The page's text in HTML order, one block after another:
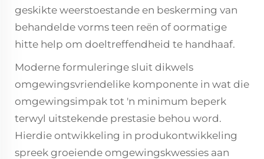
geskikte weerstoestande en beskerming van
behandelde vorms teen reën of oormatige
hitte help om doeltreffendheid te handhaaf.
Moderne formuleringe sluit dikwels
omgewingsvriendelike komponente in wat die
omgewingsimpak tot 'n minimum beperk
terwyl uitstekende prestasie behou word.
Hierdie ontwikkeling in produkontwikkeling
spreek groeiende omgewingskwessies aan